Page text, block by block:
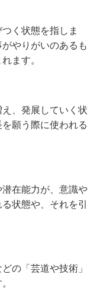
く状態を指しま
やりがいのあるも
ます。
、発展していく状
願う際に使われる
潜在能力が、意識や
状態や、それを引
の「芸道や技術」